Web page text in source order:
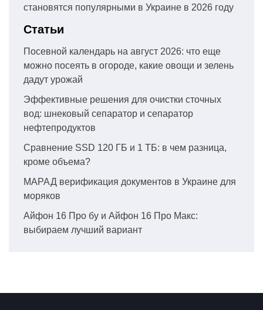
становятся популярными в Украине в 2026 году
Статьи
Посевной календарь на август 2026: что еще
можно посеять в огороде, какие овощи и зелень
дадут урожай
Эффективные решения для очистки сточных
вод: шнековый сепаратор и сепаратор
нефтепродуктов
Сравнение SSD 120 ГБ и 1 ТБ: в чем разница,
кроме объема?
МАРАД верификация документов в Украине для
моряков
Айфон 16 Про бу и Айфон 16 Про Макс:
выбираем лучший вариант